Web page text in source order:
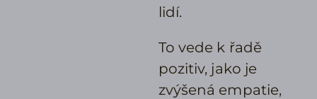
lidí.
To vede k řadě
pozitiv, jako je
zvýšená empatie,